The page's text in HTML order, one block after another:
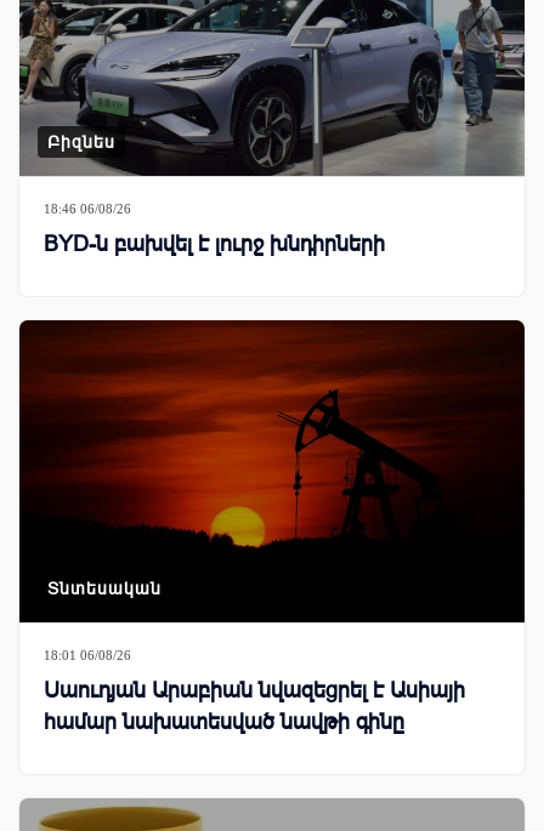
Բիզնես
18:46 06/08/26
BYD-ն բախվել է լուրջ խնդիրների
Տնտեսական
18:01 06/08/26
Սաուդյան Արաբիան նվազեցրել է Ասիայի
համար նախատեսված նավթի գինը